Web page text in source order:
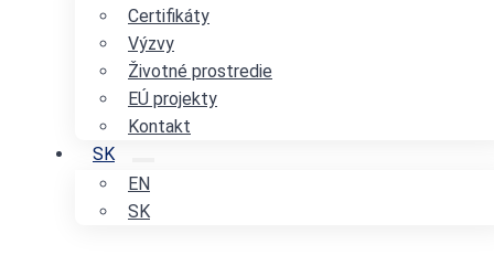
Certifikáty
Výzvy
Životné prostredie
EÚ projekty
Kontakt
SK
EN
SK